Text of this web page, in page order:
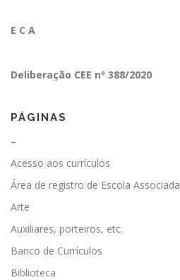
E C A
Deliberação CEE nº 388/2020
PÁGINAS
–
Acesso aos currículos
Área de registro de Escola Associada
Arte
Auxiliares, porteiros, etc.
Banco de Currículos
Biblioteca